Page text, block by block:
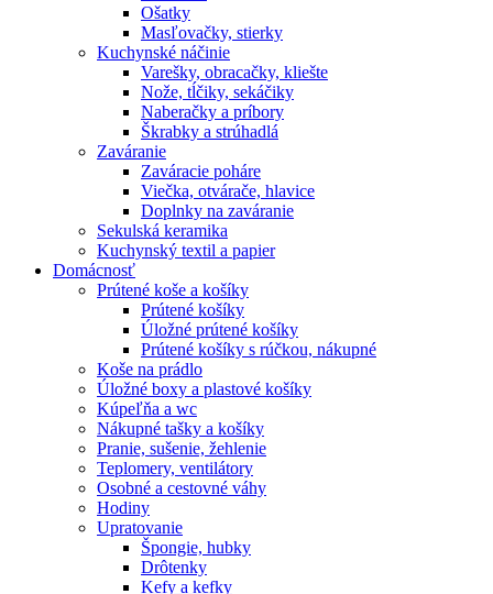
Ošatky
Masľovačky, stierky
Kuchynské náčinie
Varešky, obracačky, kliešte
Nože, tĺčiky, sekáčiky
Naberačky a príbory
Škrabky a strúhadlá
Zaváranie
Zaváracie poháre
Viečka, otvárače, hlavice
Doplnky na zaváranie
Sekulská keramika
Kuchynský textil a papier
Domácnosť
Prútené koše a košíky
Prútené košíky
Úložné prútené košíky
Prútené košíky s rúčkou, nákupné
Koše na prádlo
Úložné boxy a plastové košíky
Kúpeľňa a wc
Nákupné tašky a košíky
Pranie, sušenie, žehlenie
Teplomery, ventilátory
Osobné a cestovné váhy
Hodiny
Upratovanie
Špongie, hubky
Drôtenky
Kefy a kefky